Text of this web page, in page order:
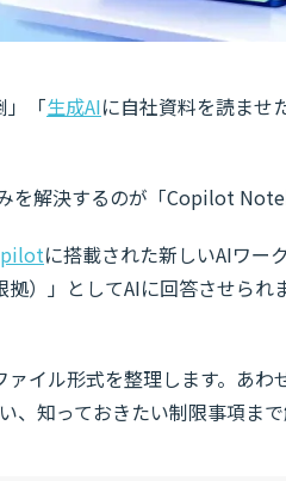
」「生成AIに自社資料を読ませ
を解決するのが「Copilot
に搭載された新しいAIワー
）」としてAIに回答させられ
イル形式を整理します。あわ
知っておきたい制限事項まで